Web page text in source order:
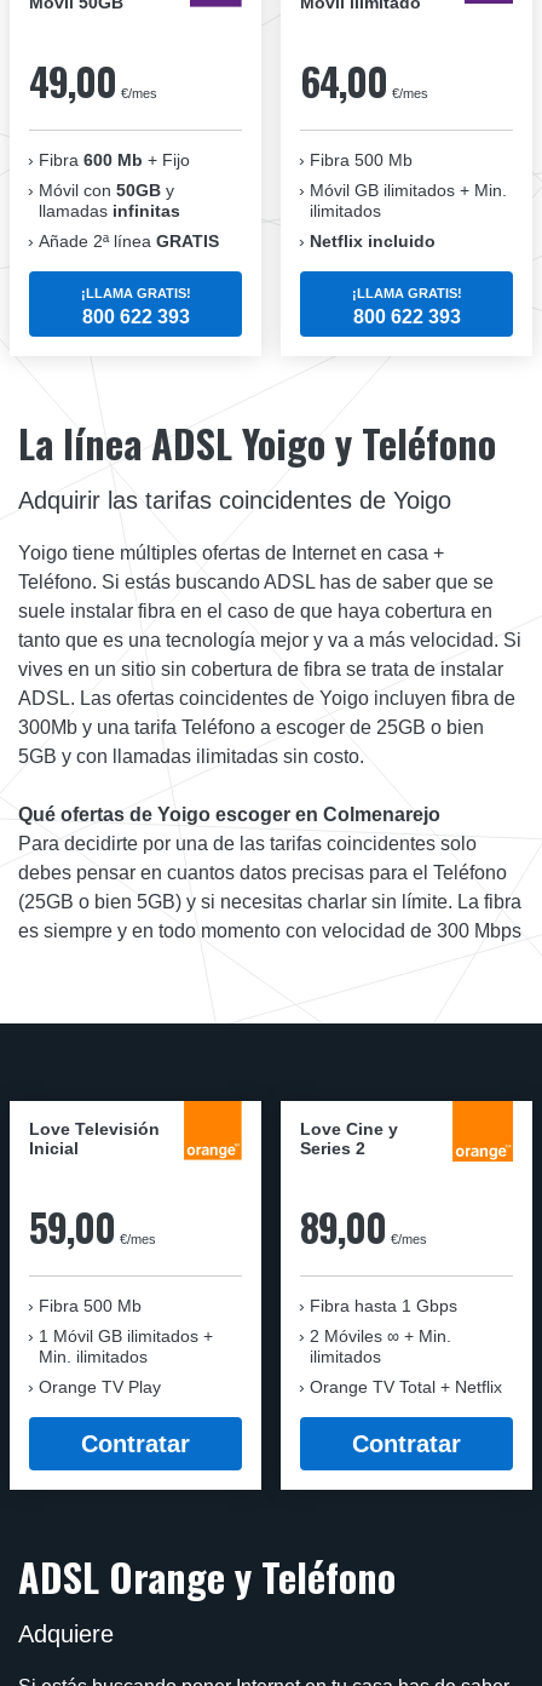
49,00 €/mes
Fibra 600 Mb + Fijo
Móvil con 50GB y
llamadas infinitas
Añade 2ª línea GRATIS
¡LLAMA GRATIS!
800 622 393
64,00 €/mes
Fibra 500 Mb
Móvil GB ilimitados + Min.
ilimitados
Netflix incluido
¡LLAMA GRATIS!
800 622 393
La línea ADSL Yoigo y Teléfono
Adquirir las tarifas coincidentes de Yoigo
Yoigo tiene múltiples ofertas de Internet en casa +
Teléfono. Si estás buscando ADSL has de saber que se
suele instalar fibra en el caso de que haya cobertura en
tanto que es una tecnología mejor y va a más velocidad. Si
vives en un sitio sin cobertura de fibra se trata de instalar
ADSL. Las ofertas coincidentes de Yoigo incluyen fibra de
300Mb y una tarifa Teléfono a escoger de 25GB o bien
5GB y con llamadas ilimitadas sin costo.
Qué ofertas de Yoigo escoger en Colmenarejo
Para decidirte por una de las tarifas coincidentes solo
debes pensar en cuantos datos precisas para el Teléfono
(25GB o bien 5GB) y si necesitas charlar sin límite. La fibra
es siempre y en todo momento con velocidad de 300 Mbps
Love Televisión
Inicial
59,00 €/mes
Fibra 500 Mb
1 Móvil GB ilimitados +
Min. ilimitados
Orange TV Play
Contratar
Love Cine y
Series 2
89,00 €/mes
Fibra hasta 1 Gbps
2 Móviles ∞ + Min.
ilimitados
Orange TV Total + Netflix
Contratar
ADSL Orange y Teléfono
Adquiere